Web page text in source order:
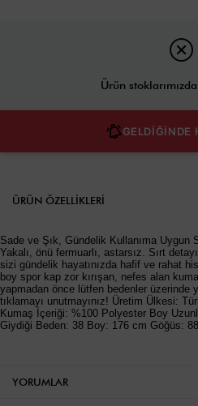
Ürün
GELDİĞİNDE
ÜRÜN ÖZELLIKLERI
Sade ve Şık, Gündelik Kullanıma Uygun
Yakalı, önü fermuarlı, astarsız. Sırt
sizi gündelik hayatınızda hafif ve rahat
boy spor kap zor kırışan, nefes alan
yapmadan önce lütfen bedenler üzerinde
tıklamayı unutmayınız! Üretim Ülkesi:
Kumaş İçeriği: %100 Polyester Boy
Giydiği Beden: 38 Boy: 176 cm Göğüs:
YORUMLAR